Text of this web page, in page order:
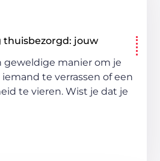
thuisbezorgd: jouw
geweldige manier om je
te verrassen of een
te vieren. Wist je dat je